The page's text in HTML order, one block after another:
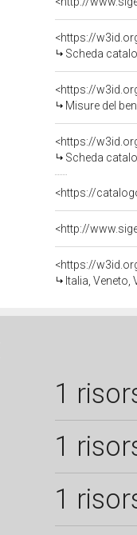
<https://
Scheda
<https://
Misure del
<https://
Scheda
<https://
<https://
Italia, Veneto,
1
1
1